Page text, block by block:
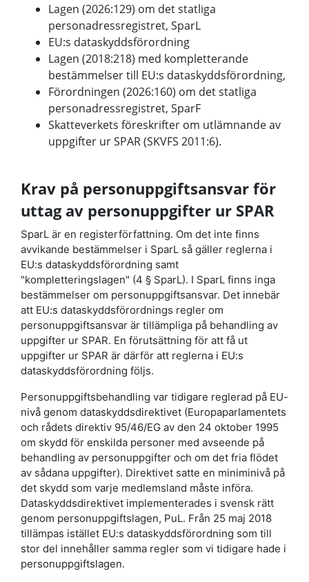
Lagen (2026:129) om det statliga
personadressregistret, SparL
EU:s dataskyddsförordning
Lagen (2018:218) med kompletterande
bestämmelser till EU:s dataskyddsförordning,
Förordningen (2026:160) om det statliga
personadressregistret, SparF
Skatteverkets föreskrifter om utlämnande av
uppgifter ur SPAR (SKVFS 2011:6).
Krav på personuppgiftsansvar för
uttag av personuppgifter ur SPAR
SparL är en registerförfattning. Om det inte finns
avvikande bestämmelser i SparL så gäller reglerna i
EU:s dataskyddsförordning samt
"kompletteringslagen" (4 § SparL). I SparL finns inga
bestämmelser om personuppgiftsansvar. Det innebär
att EU:s dataskyddsförordnings regler om
personuppgiftsansvar är tillämpliga på behandling av
uppgifter ur SPAR. En förutsättning för att få ut
uppgifter ur SPAR är därför att reglerna i EU:s
dataskyddsförordning följs.
Personuppgiftsbehandling var tidigare reglerad på EU-
nivå genom dataskyddsdirektivet (Europaparlamentets
och rådets direktiv 95/46/EG av den 24 oktober 1995
om skydd för enskilda personer med avseende på
behandling av personuppgifter och om det fria flödet
av sådana uppgifter). Direktivet satte en miniminivå på
det skydd som varje medlemsland måste införa.
Dataskyddsdirektivet implementerades i svensk rätt
genom personuppgiftslagen, PuL. Från 25 maj 2018
tillämpas istället EU:s dataskyddsförordning som till
stor del innehåller samma regler som vi tidigare hade i
personuppgiftslagen.